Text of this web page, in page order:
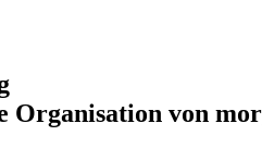
Organisation von